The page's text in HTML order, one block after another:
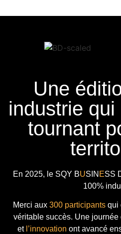
Une
industrie
tournant
En 2025, le SQY BUSIN ESS
100%
Merci aux 300 participantsqui
véritable succès. Une journée
et l’innovation ont avancé